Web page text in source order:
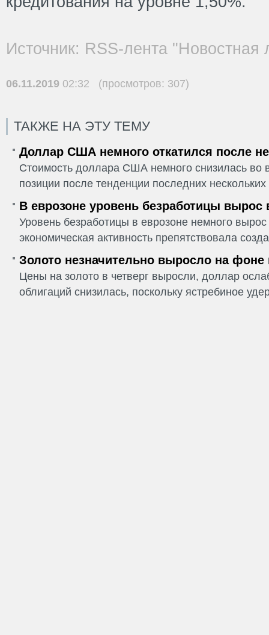
Источник: RSS-лента "Новостная
06.11.2019 02:32 (просмотров: 307)
ТАКЖЕ НА ЭТУ ТЕМУ
Доллар США немного откатился после
Стоимость доллара США немного снизилась во
позиции после тенденции последних
В еврозоне уровень безработицы вырос
Уровень безработицы в еврозоне немного
экономическая активность препятствовала
Золото незначительно выросло на фоне
Цены на золото в четверг выросли, доллар
облигаций снизилась, поскольку ястребиное